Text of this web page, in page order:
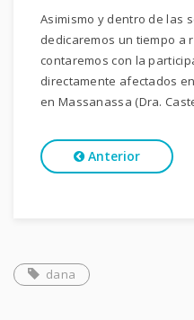
Asimismo y dentro de las
dedicaremos un tiempo a
contaremos con la
directamente afectados
en Massanassa (Dra.
Anterior
dana